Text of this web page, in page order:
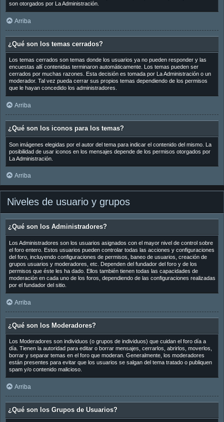
son otorgados por La Administración.
Arriba
¿Qué son los temas cerrados?
Los temas cerrados son temas donde los usuarios ya no pueden responder y las
encuestas allí contenidas terminaron automáticamente. Los temas pueden ser
cerrados por muchas razones. Esta decisión es tomada por La Administración o un
moderador. Tal vez pueda cerrar sus propios temas dependiendo de los permisos
que le hayan concedido los administradores.
Arriba
¿Qué son los iconos para los temas?
Son imágenes elegidas por el autor del tema para indicar el contenido del mismo. La
posibilidad de usar iconos en los mensajes depende de los permisos otorgados por
La Administración.
Arriba
Niveles de usuario y grupos
¿Qué son los Administradores?
Los Administradores son los usuarios asignados con el mayor nivel de control sobre
el foro entero. Estos usuarios pueden controlar todas las acciones y configuraciones
del foro, incluyendo configuraciones de permisos, baneo de usuarios, creación de
grupos usuarios y moderadores, etc. Dependen del fundador del foro y de los
permisos que éste les ha dado. Ellos también tienen todas las capacidades de
moderación en cada uno de los foros, dependiendo de las configuraciones realizadas
por el fundador del sitio.
Arriba
¿Qué son los Moderadores?
Los Moderadores son individuos (o grupos de individuos) que cuidan el foro día a
día. Tienen la autoridad para editar o borrar mensajes, cerrarlos, abrirlos, moverlos,
borrar y separar temas en el foro que moderan. Generalmente, los moderadores
están presentes para evitar que los usuarios se salgan del tema tratado o publiquen
spam y/o contenido malicioso.
Arriba
¿Qué son los Grupos de Usuarios?